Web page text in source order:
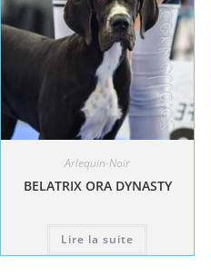
Arlequin-Noir
BELATRIX ORA DYNASTY
Lire la suite